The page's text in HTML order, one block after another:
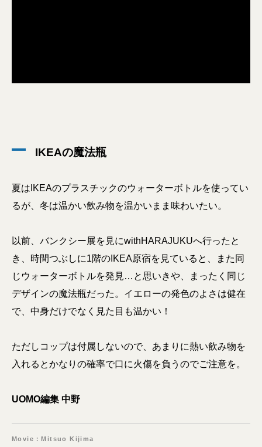
IKEAの魔法瓶
夏はIKEAのプラスチックのウォーターボトルを使ってい
るが、冬は温かい飲み物を温かいまま味わいたい。
以前、バンクシー展を見にwithHARAJUKUへ行ったと
き、時間つぶしに1階のIKEA原宿を見ていると、また同
じウォーターボトルを発見…と思いきや、まったく同じ
デザインの魔法瓶だった。イエローの発色のよさは健在
で、中身だけでなく見た目も温かい！
ただしコップは付属しないので、あまりに熱い飲み物を
入れるとかなりの確率で口に火傷を負うのでご注意を。
UOMO編集 中野
Movie：Mitsuo Kijima